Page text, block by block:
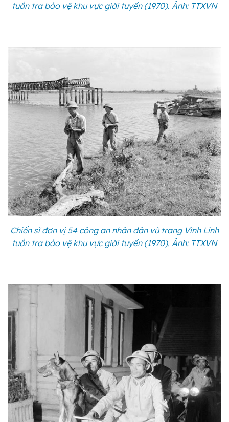
tuần tra bảo vệ khu vực giới tuyến (1970). Ảnh: TTXVN
Chiến sĩ đơn vị 54 công an nhân dân vũ trang Vĩnh Linh
tuần tra bảo vệ khu vực giới tuyến (1970). Ảnh: TTXVN